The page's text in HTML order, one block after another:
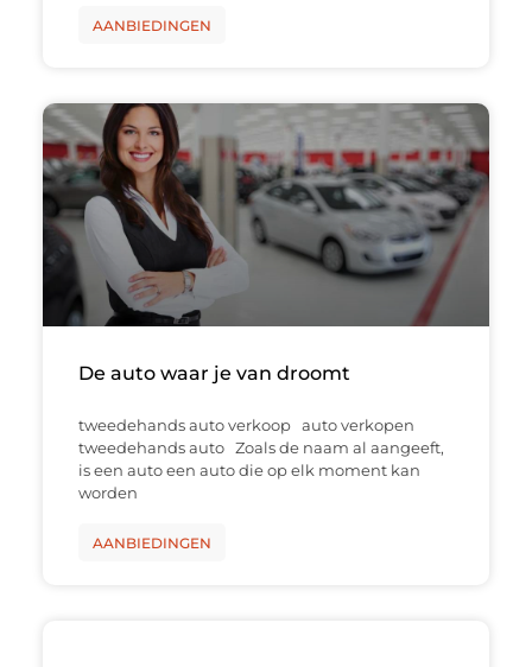
AANBIEDINGEN
De auto waar je van droomt
tweedehands auto verkoop auto verkopen
tweedehands auto Zoals de naam al aangeeft,
is een auto een auto die op elk moment kan
worden
AANBIEDINGEN